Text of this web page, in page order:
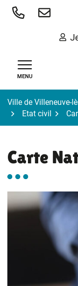
Aller
MENU
Ville de Villeneuve-
Etat civil
Carte